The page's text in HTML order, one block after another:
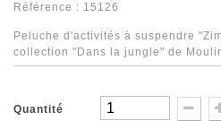
Référence : 15126
Peluche d'activités à suspendre
collection "Dans la jungle" de
Quantité